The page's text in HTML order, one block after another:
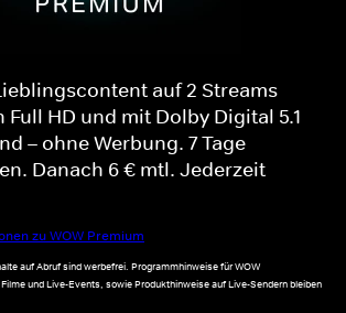
auf 2 Streams
HD und mit Dolby Digital 5.1
– ohne Werbung. 7 Tage
Danach 6 € mtl. Jederzeit
zu WOW Premium
auf Abruf sind werbefrei. Programmhinweise für WOW
und Live-Events, sowie Produkthinweise auf Live-Sendern bleiben